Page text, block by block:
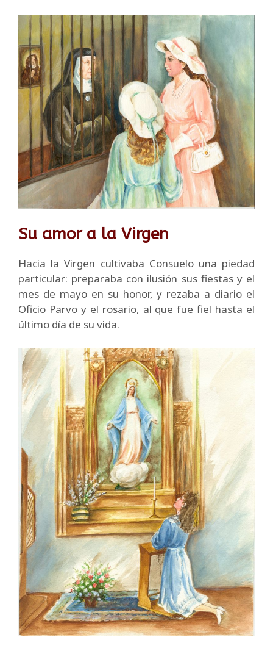
Su amor a la Virgen
Hacia la Virgen cultivaba Consuelo una piedad
particular: preparaba con ilusión sus fiestas y el
mes de mayo en su honor, y rezaba a diario el
Oficio Parvo y el rosario, al que fue fiel hasta el
último día de su vida.